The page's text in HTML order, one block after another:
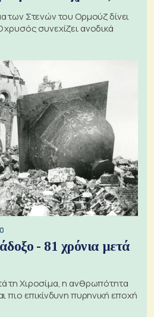
των Στενών του Ορμούζ δίνει
συνεχίζει ανοδικά
- 81 χρόνια μετά
τη Χιροσίμα, η ανθρωπότητα
πιο επικίνδυνη πυρηνική εποχή